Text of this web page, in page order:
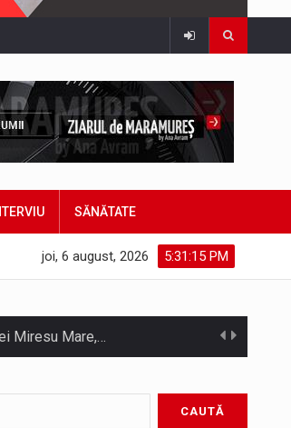
SĂNĂTATE
5:31:17 PM
joi, 6 august, 2026
Miresu Mare,…